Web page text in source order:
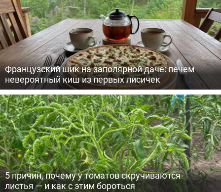
Французский шик на заполярной даче: печем
невероятный киш из первых лисичек
5 причин, почему у томатов скручиваются
листья — и как с этим бороться